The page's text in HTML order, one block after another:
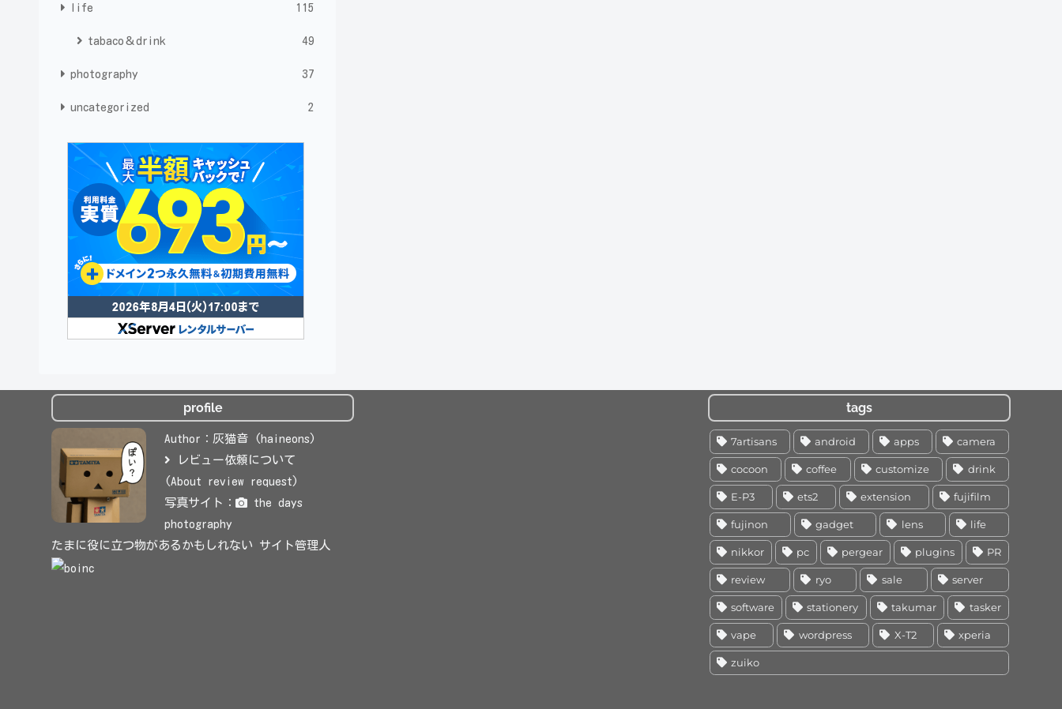
life 115
tabaco＆drink 49
photography 37
uncategorized 2
profile
Author：灰猫音 (haineons)
レビュー依頼について
(About review request)
写真サイト：
the days
photography
たまに役に立つ物があるかもしれない サイト管理人
tags
7artisans android apps camera
cocoon coffee customize drink
E-P3 ets2 extension fujifilm
fujinon gadget lens life
nikkor pc pergear plugins PR
review ryo sale server
software stationery takumar tasker
vape wordpress X-T2 xperia
zuiko